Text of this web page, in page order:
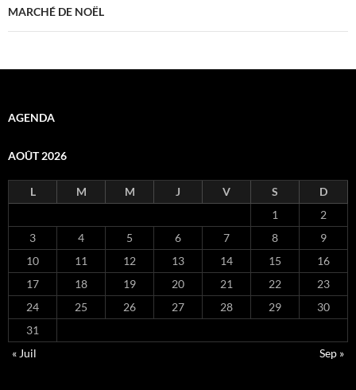
MARCHÉ DE NOËL
AGENDA
AOÛT 2026
L M M J V S
D
1
2
3
4 5 6 7 8
9
10
11 12 13 14 15
16
17
18 19 20 21 22
23
24
25 26 27 28 29
30
31
« Juil
Sep »